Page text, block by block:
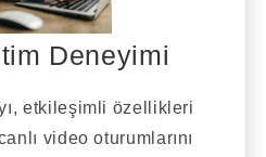
Deneyimi
etkileşimli özellikleri
video oturumlarını